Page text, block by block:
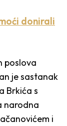
donirali
poslova
je sastanak
Brkića s
narodna
i